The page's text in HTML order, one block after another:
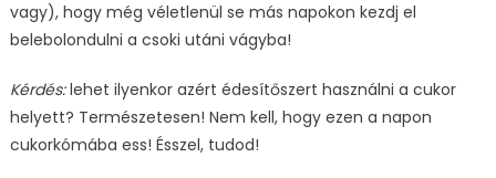
vagy), hogy még véletlenül se más napokon kezdj el
belebolondulni a csoki utáni vágyba!
Kérdés:lehet ilyenkor azért édesítőszert használni a cukor
helyett? Természetesen! Nem kell, hogy ezen a napon
cukorkómába ess! Ésszel, tudod!